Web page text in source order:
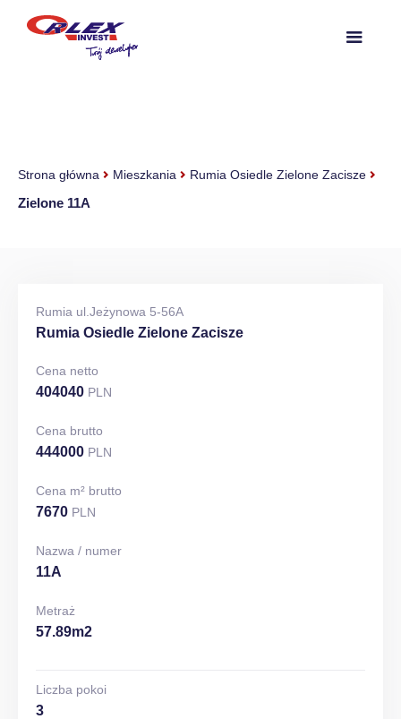
Strona główna Mieszkania Rumia Osiedle Zielone Zacisze
Zielone 11A
Rumia ul.Jeżynowa 5-56A
Rumia Osiedle Zielone Zacisze
Cena netto
404040 PLN
Cena brutto
444000 PLN
Cena m² brutto
7670 PLN
Nazwa / numer
11A
Metraż
57.89m2
Liczba pokoi
3